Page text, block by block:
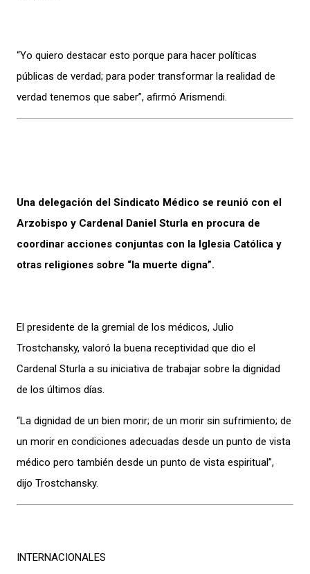
“Yo quiero destacar esto porque para hacer políticas
públicas de verdad; para poder transformar la realidad de
verdad tenemos que saber”, afirmó Arismendi.
Una delegación del Sindicato Médico se reunió con el
Arzobispo y Cardenal Daniel Sturla en procura de
coordinar acciones conjuntas con la Iglesia Católica y
otras religiones sobre “la muerte digna”.
El presidente de la gremial de los médicos, Julio
Trostchansky, valoró la buena receptividad que dio el
Cardenal Sturla a su iniciativa de trabajar sobre la dignidad
de los últimos días.
“La dignidad de un bien morir; de un morir sin sufrimiento; de
un morir en condiciones adecuadas desde un punto de vista
médico pero también desde un punto de vista espiritual”,
dijo Trostchansky.
INTERNACIONALES